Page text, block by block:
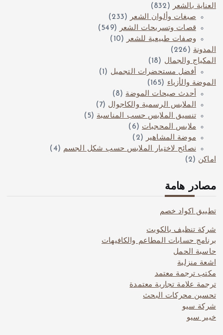
العناية بالشعر(832)
صبغات وألوان الشعر(233)
قصات وتسريحات الشعر(549)
وصفات طبيعية للشعر(10)
المدونة(226)
المكياج والجمال (18)
أفضل مستحضرات التجميل (1)
الموضة والأزياء(165)
أحدث صيحات الموضة(8)
الملابس الرسمية والكاجوال (7)
تنسيق الملابس حسب المناسبة(5)
ملابس المحجبات(6)
موضة المشاهير(2)
نصائح لاختيار الملابس حسب شكل الجسم(4)
اماكن(2)
مصادر هامة
تطبيق اكواد خصم
شركة تنظيف بالكويت
برنامج حسابات المطاعم والكافيهات
حاسبة الحمل
اشعة منزلية
مكتب ترجمة معتمد
ترجمة علامة تجارية معتمدة
تحسين محركات البحث
شركة سيو
خبير سيو